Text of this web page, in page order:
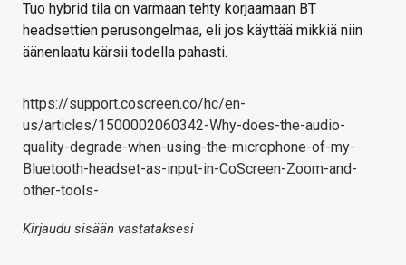
Tuo hybrid tila on varmaan tehty korjaamaan BT
headsettien perusongelmaa, eli jos käyttää mikkiä niin
äänenlaatu kärsii todella pahasti.
https://support.coscreen.co/hc/en-
us/articles/1500002060342-Why-does-the-audio-
quality-degrade-when-using-the-microphone-of-my-
Bluetooth-headset-as-input-in-CoScreen-Zoom-and-
other-tools-
Kirjaudu sisään vastataksesi